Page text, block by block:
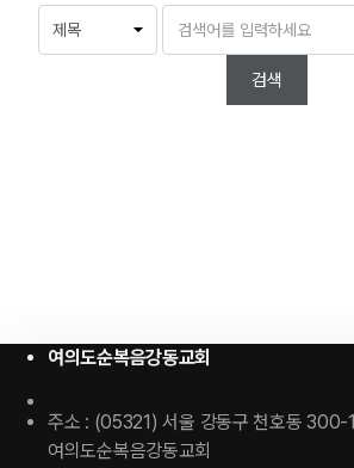
검색
여의도순복음강동교회
주소 : (05321) 서울 강동구 천호동 300-1
여의도순복음강동교회